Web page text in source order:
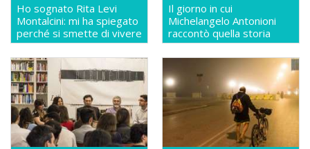
Ho sognato Rita Levi
Montalcini: mi ha spiegato
perché si smette di vivere
Il giorno in cui
Michelangelo Antonioni
raccontò quella storia